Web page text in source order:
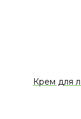
Крем для